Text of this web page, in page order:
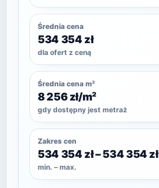
Średnia cena
534 354 zł
dla ofert z ceną
Średnia cena m²
8 256 zł/m²
gdy dostępny jest metraż
Zakres cen
534 354 zł – 534 354 zł
min. – max.